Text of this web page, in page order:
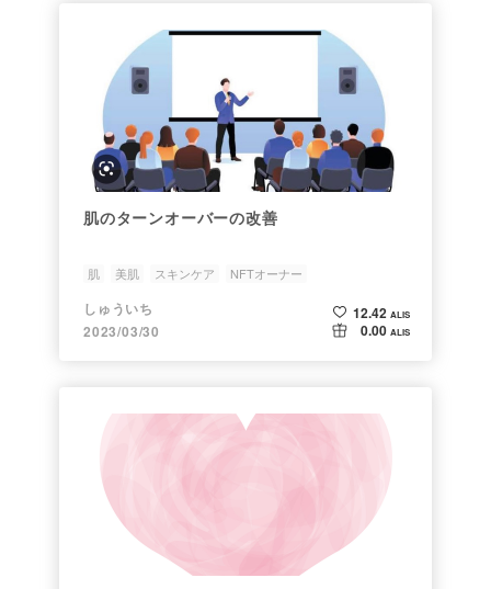
肌のターンオーバーの改善
肌 美肌 スキンケア NFTオーナー
しゅういち
2023/03/30
12.42 ALIS
0.00 ALIS